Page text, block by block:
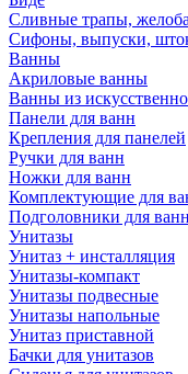
Сливные трапы, желоба
Сифоны, выпуски,
Ванны
Акриловые ванны
Ванны из
Панели для ванн
Крепления для панелей
Ручки для ванн
Ножки для ванн
Комплектующие для
Подголовники для ванн
Унитазы
Унитаз + инсталляция
Унитазы-компакт
Унитазы подвесные
Унитазы напольные
Унитаз приставной
Бачки для унитазов